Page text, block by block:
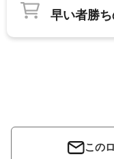
早い者勝
この